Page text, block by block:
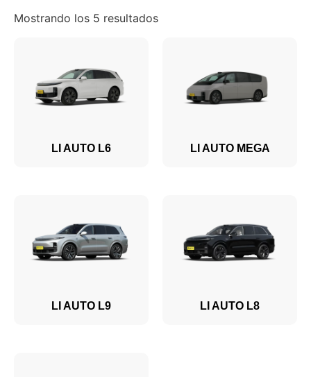
Mostrando los 5 resultados
LI AUTO L6 LI AUTO MEGA
LI AUTO L9 LI AUTO L8